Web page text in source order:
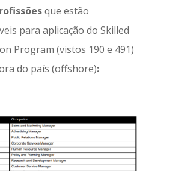
que estão
para aplicação do Skilled
Program (vistos 190 e 491)
do país (offshore):